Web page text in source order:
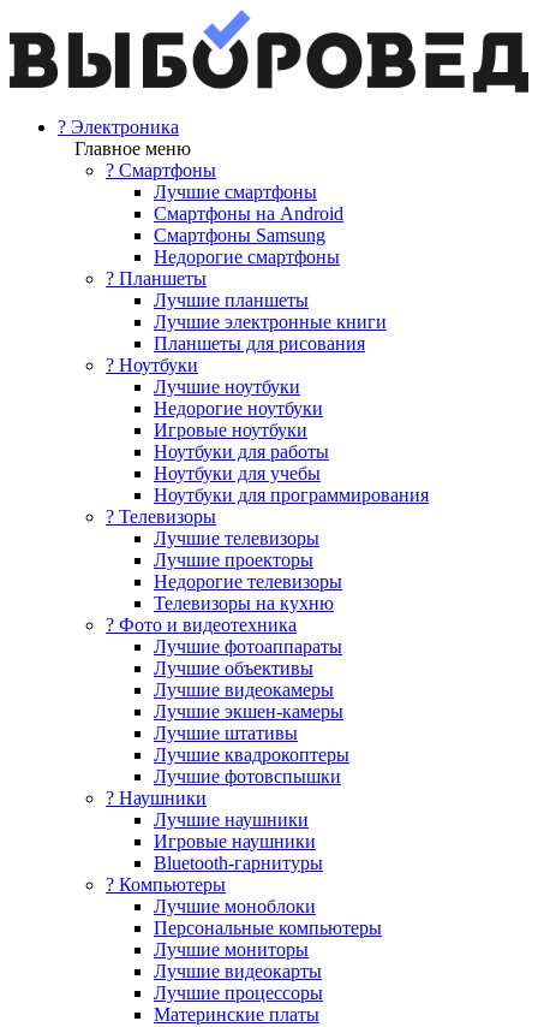
? Электроника
Главное меню
? Смартфоны
Лучшие смартфоны
Смартфоны на Android
Смартфоны Samsung
Недорогие смартфоны
? Планшеты
Лучшие планшеты
Лучшие электронные книги
Планшеты для рисования
? Ноутбуки
Лучшие ноутбуки
Недорогие ноутбуки
Игровые ноутбуки
Ноутбуки для работы
Ноутбуки для учебы
Ноутбуки для программирования
? Телевизоры
Лучшие телевизоры
Лучшие проекторы
Недорогие телевизоры
Телевизоры на кухню
? Фото и видеотехника
Лучшие фотоаппараты
Лучшие объективы
Лучшие видеокамеры
Лучшие экшен-камеры
Лучшие штативы
Лучшие квадрокоптеры
Лучшие фотовспышки
? Наушники
Лучшие наушники
Игровые наушники
Bluetooth-гарнитуры
?️ Компьютеры
Лучшие моноблоки
Персональные компьютеры
Лучшие мониторы
Лучшие видеокарты
Лучшие процессоры
Материнские платы